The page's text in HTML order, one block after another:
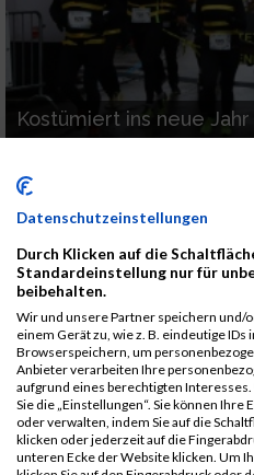
Kostümiert ins neue
Silvesterlauf in Linz und
Datenschutzeinstellungen
Durch Klicken auf die
Standardeinstellung nur für
beibehalten.
Wir und unsere Partner speichern und/
einem Gerät zu, wie z. B. eindeutige IDs
Browserspeichern, um
Anbieter verarbeiten Ihre
aufgrund eines berechtigten
Sie die „Einstellungen“. Sie können
oder verwalten, indem Sie auf die
klicken oder jederzeit auf die
unteren Ecke der Website klicken. Um